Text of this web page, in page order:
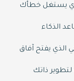
يستغل خطأك
الذكاء
الذي يفتح آفاق
ذاتك